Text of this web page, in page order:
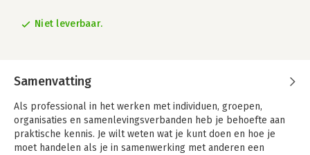
Niet leverbaar.
Samenvatting
Als professional in het werken met individuen, groepen,
organisaties en samenlevingsverbanden heb je behoefte aan
praktische kennis. Je wilt weten wat je kunt doen en hoe je
moet handelen als je in samenwerking met anderen een